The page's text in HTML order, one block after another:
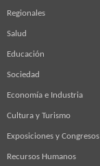
Regionales
Salud
Educación
Sociedad
Economía e Industria
Cultura y Turismo
Exposiciones y Congresos
Recursos Humanos